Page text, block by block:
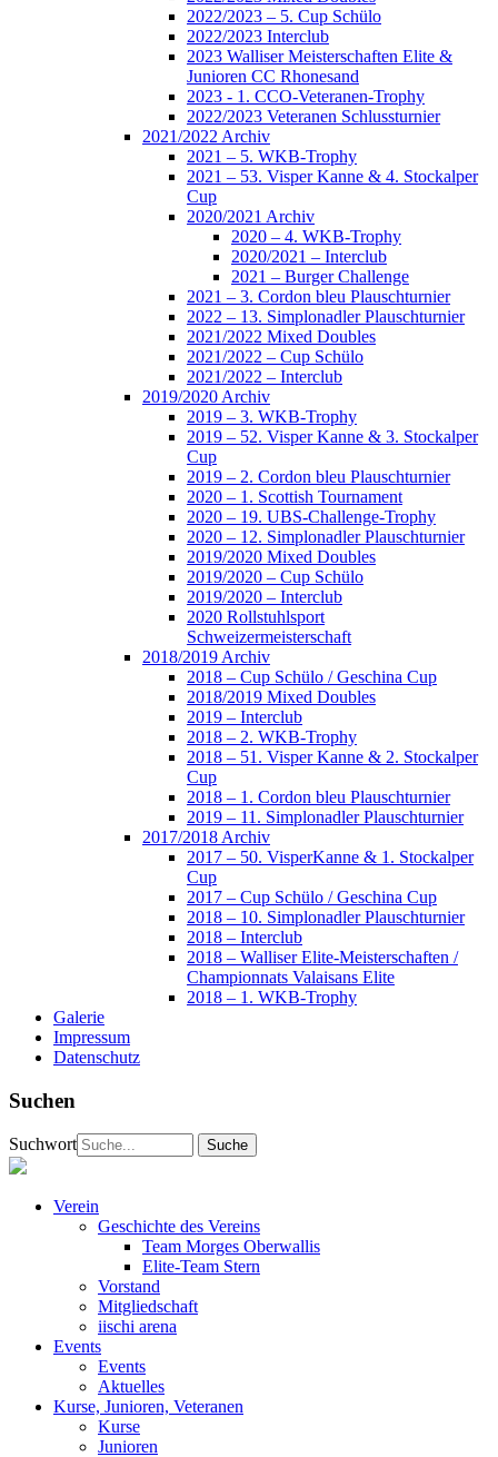
2022/2023 – 5. Cup Schülo
2022/2023 Interclub
2023 Walliser Meisterschaften Elite &
Junioren CC Rhonesand
2023 - 1. CCO-Veteranen-Trophy
2022/2023 Veteranen Schlussturnier
2021/2022 Archiv
2021 – 5. WKB-Trophy
2021 – 53. Visper Kanne & 4. Stockalper
Cup
2020/2021 Archiv
2020 – 4. WKB-Trophy
2020/2021 – Interclub
2021 – Burger Challenge
2021 – 3. Cordon bleu Plauschturnier
2022 – 13. Simplonadler Plauschturnier
2021/2022 Mixed Doubles
2021/2022 – Cup Schülo
2021/2022 – Interclub
2019/2020 Archiv
2019 – 3. WKB-Trophy
2019 – 52. Visper Kanne & 3. Stockalper
Cup
2019 – 2. Cordon bleu Plauschturnier
2020 – 1. Scottish Tournament
2020 – 19. UBS-Challenge-Trophy
2020 – 12. Simplonadler Plauschturnier
2019/2020 Mixed Doubles
2019/2020 – Cup Schülo
2019/2020 – Interclub
2020 Rollstuhlsport
Schweizermeisterschaft
2018/2019 Archiv
2018 – Cup Schülo / Geschina Cup
2018/2019 Mixed Doubles
2019 – Interclub
2018 – 2. WKB-Trophy
2018 – 51. Visper Kanne & 2. Stockalper
Cup
2018 – 1. Cordon bleu Plauschturnier
2019 – 11. Simplonadler Plauschturnier
2017/2018 Archiv
2017 – 50. VisperKanne & 1. Stockalper
Cup
2017 – Cup Schülo / Geschina Cup
2018 – 10. Simplonadler Plauschturnier
2018 – Interclub
2018 – Walliser Elite-Meisterschaften /
Championnats Valaisans Elite
2018 – 1. WKB-Trophy
Galerie
Impressum
Datenschutz
Suchen
Suchwort
Verein
Geschichte des Vereins
Team Morges Oberwallis
Elite-Team Stern
Vorstand
Mitgliedschaft
iischi arena
Events
Events
Aktuelles
Kurse, Junioren, Veteranen
Kurse
Junioren